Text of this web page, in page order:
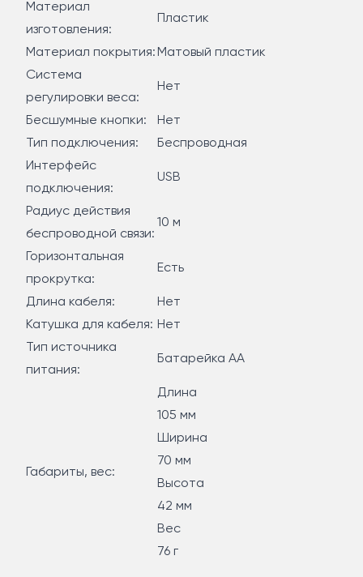
Материал
изготовления:
Пластик
Материал покрытия: Матовый пластик
Система
регулировки веса:
Нет
Бесшумные кнопки:
Нет
Тип подключения:
Беспроводная
Интерфейс
подключения:
USB
Радиус действия
беспроводной связи:
10 м
Горизонтальная
прокрутка:
Есть
Длина кабеля:
Нет
Катушка для кабеля: Нет
Тип источника
питания:
Батарейка АА
Габариты, вес:
Длина
105 мм
Ширина
70 мм
Высота
42 мм
Вес
76 г